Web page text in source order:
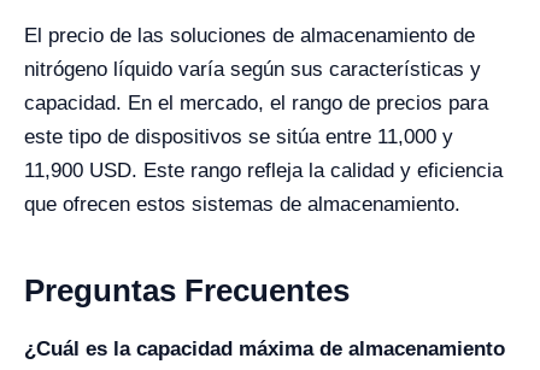
El precio de las soluciones de almacenamiento de
nitrógeno líquido varía según sus características y
capacidad. En el mercado, el rango de precios para
este tipo de dispositivos se sitúa entre 11,000 y
11,900 USD. Este rango refleja la calidad y eficiencia
que ofrecen estos sistemas de almacenamiento.
Preguntas Frecuentes
¿Cuál es la capacidad máxima de almacenamiento